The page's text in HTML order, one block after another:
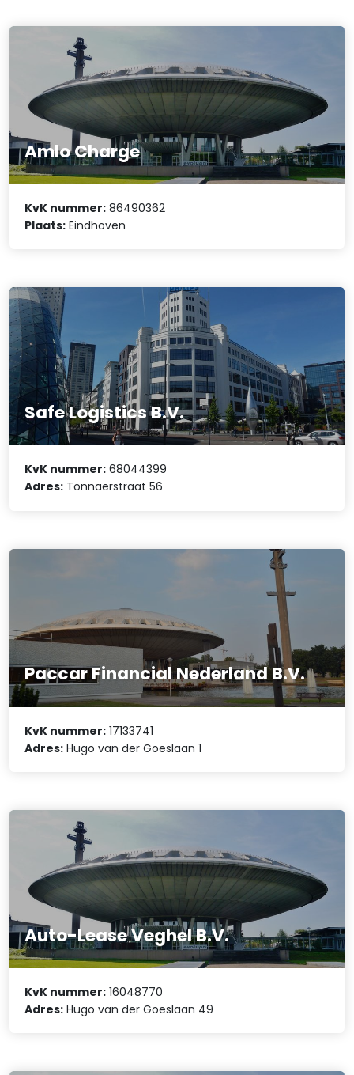
Amlo Charge
KvK nummer: 86490362
Plaats: Eindhoven
Safe Logistics B.V.
KvK nummer: 68044399
Adres: Tonnaerstraat 56
Paccar Financial Nederland B.V.
KvK nummer: 17133741
Adres: Hugo van der Goeslaan 1
Auto-Lease Veghel B.V.
KvK nummer: 16048770
Adres: Hugo van der Goeslaan 49